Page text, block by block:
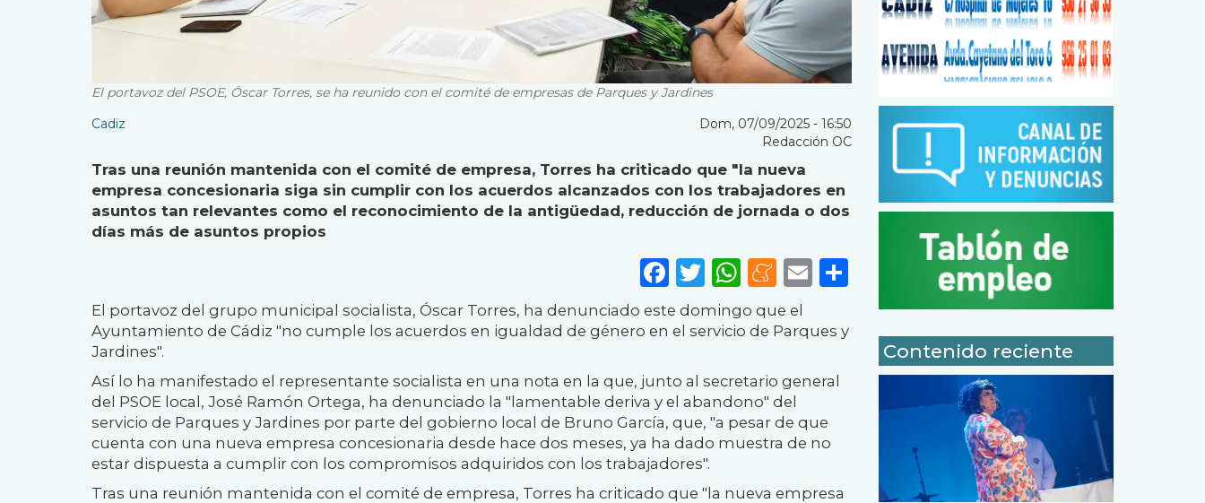
El portavoz del PSOE, Óscar Torres, se ha reunido con el comité de empresas de Parques y Jardines
Cadiz
Dom, 07/09/2025 - 16:50
Redacción OC
Tras una reunión mantenida con el comité de empresa, Torres ha criticado que "la nueva
empresa concesionaria siga sin cumplir con los acuerdos alcanzados con los trabajadores en
asuntos tan relevantes como el reconocimiento de la antigüedad, reducción de jornada o dos
días más de asuntos propios
Facebook
Twitter
WhatsApp
Meneame
EmailShare
El portavoz del grupo municipal socialista, Óscar Torres, ha denunciado este domingo que el
Ayuntamiento de Cádiz "no cumple los acuerdos en igualdad de género en el servicio de Parques y
Jardines".
Así lo ha manifestado el representante socialista en una nota en la que, junto al secretario general
del PSOE local, José Ramón Ortega, ha denunciado la "lamentable deriva y el abandono" del
servicio de Parques y Jardines por parte del gobierno local de Bruno García, que, "a pesar de que
cuenta con una nueva empresa concesionaria desde hace dos meses, ya ha dado muestra de no
estar dispuesta a cumplir con los compromisos adquiridos con los trabajadores".
Tras una reunión mantenida con el comité de empresa, Torres ha criticado que "la nueva empresa
Contenido reciente